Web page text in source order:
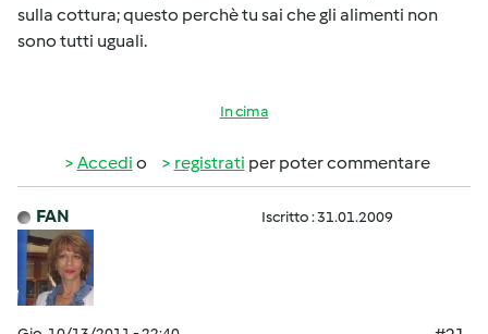
sulla cottura; questo perchè tu sai che gli alimenti non
sono tutti uguali.
In cima
Accedi o registrati per poter commentare
FAN Iscritto : 31.01.2009